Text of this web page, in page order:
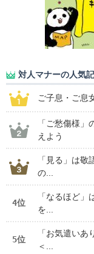
対人マナーの人気
ご子息・ご息
「ご愁傷様
えよう
「見る」は
の...
4位
「なるほど
を...
5位
「お気遣い
＜...